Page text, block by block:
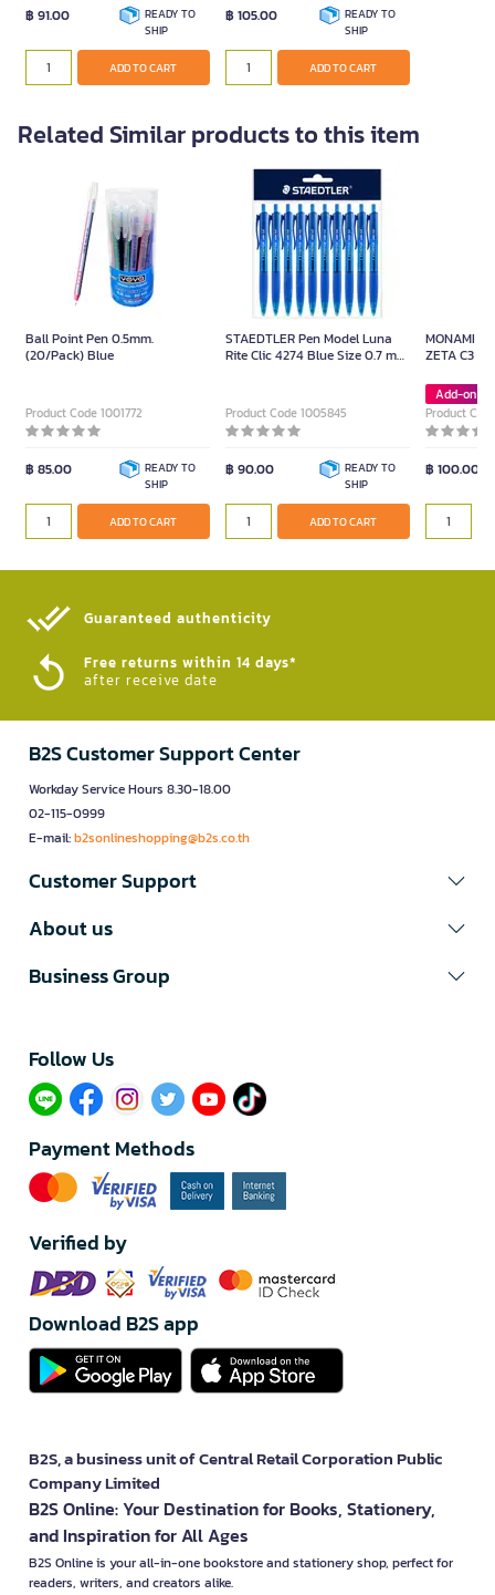
฿ 91.00
READY TO
SHIP
ADD TO CART
฿ 105.00
READY TO
SHIP
ADD TO CART
Related Similar products to this item
Ball Point Pen 0.5mm.
(20/Pack) Blue
Product Code 1001772
฿ 85.00
READY TO
SHIP
ADD TO CART
STAEDTLER Pen Model Luna
Rite Clic 4274 Blue Size 0.7 mm
Product Code 1005845
฿ 90.00
READY TO
SHIP
ADD TO CART
MONAMI ป
ZETA C3 ด้
Add-on
Product
฿ 100.00
Guaranteed authenticity​
Free returns within 14 days*
after receive date
B2S Customer Support Center
Workday Service Hours 8.30-18.00
02-115-0999
E-mail:b2sonlineshopping@b2s.co.th
Customer Support
About us
Business Group
Follow Us​
Payment Methods
Verified by
Download B2S app
B2S, a business unit of Central Retail Corporation Public
Company Limited
B2S Online: Your Destination for Books, Stationery,
and Inspiration for All Ages
B2S Online is your all-in-one bookstore and stationery shop, perfect for
readers, writers, and creators alike.